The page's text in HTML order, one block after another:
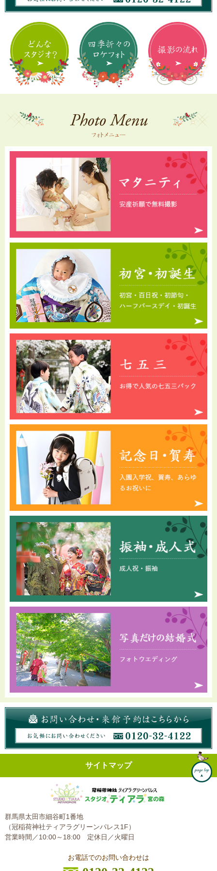
サイトマップ
群馬県太田市細谷町1番地
（冠稲荷神社ティアラグリーンパレス1F）
営業時間／10:00～18:00 定休日／火曜日
お電話でのお問い合わせは